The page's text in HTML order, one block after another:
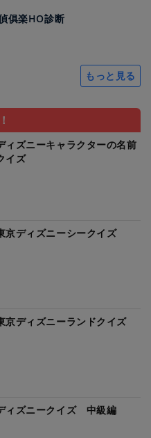
俱楽HO診断
もっと見る
ィズニーキャラクターの名前
イズ
京ディズニーシークイズ
京ディズニーランドクイズ
ィズニークイズ 中級編